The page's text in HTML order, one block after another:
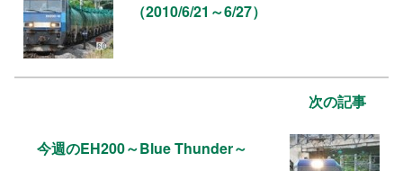
（2010/6/21～6/27）
次の記事
今週のEH200～Blue Thunder～